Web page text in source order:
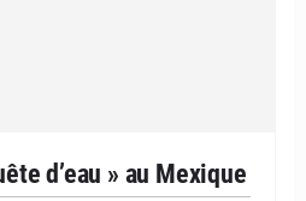
d’eau » au Mexique